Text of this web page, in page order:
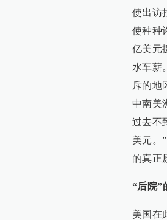
使出访
使种种
亿美元
水车薪
斥的地
中南美
过去不
美元。
的真正
“后院”
美国在